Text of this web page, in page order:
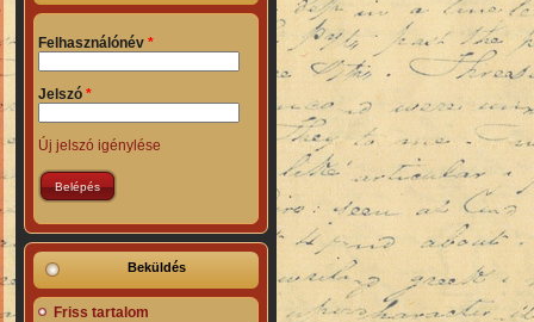
Felhasználónév *
Jelszó *
Új jelszó igénylése
Beküldés
Friss tartalom